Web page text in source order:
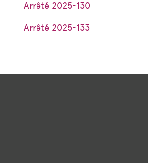
Arrêté 2025-130
Arrêté 2025-133